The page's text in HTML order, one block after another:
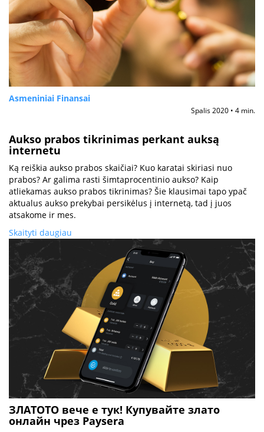
Asmeniniai Finansai
Spalis 2020 • 4 min.
Aukso prabos tikrinimas perkant auksą
internetu
Ką reiškia aukso prabos skaičiai? Kuo karatai skiriasi nuo
prabos? Ar galima rasti šimtaprocentinio aukso? Kaip
atliekamas aukso prabos tikrinimas? Šie klausimai tapo ypač
aktualus aukso prekybai persikėlus į internetą, tad į juos
atsakome ir mes.
Skaityti daugiau
ЗЛАТОТО вече е тук! Купувайте злато
онлайн чрез Paysera